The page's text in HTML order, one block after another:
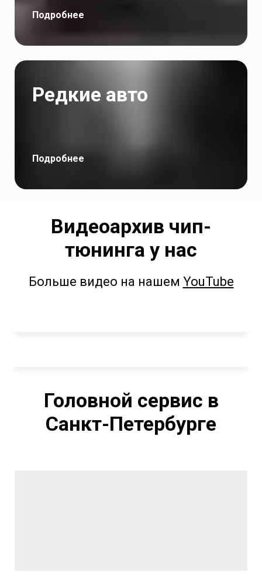
Подробнее
Редкие авто
Подробнее
Видеоархив чип-
тюнинга у нас
Больше видео на нашем YouTube
Головной сервис в
Санкт-Петербурге